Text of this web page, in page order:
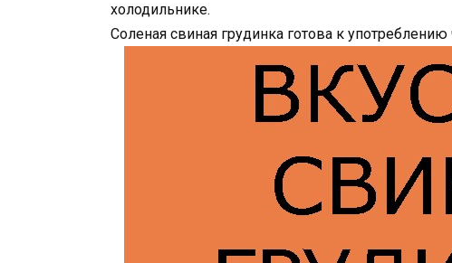
холодильнике.
Соленая свиная грудинка готова к употреблению